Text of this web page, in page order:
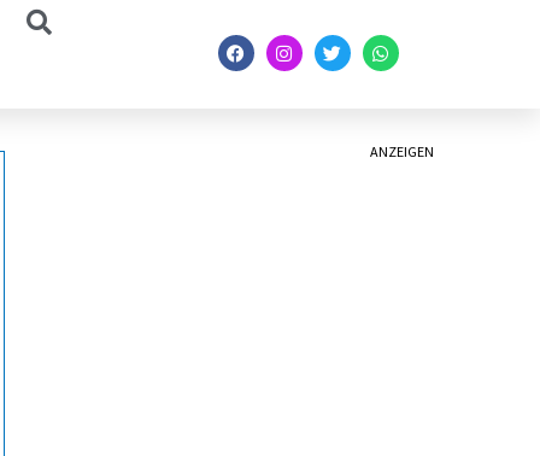
ANZEIGEN